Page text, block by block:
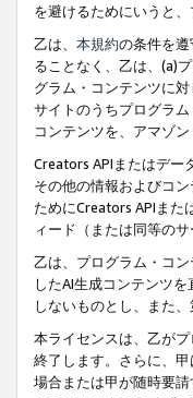
を避けるためにいうと
乙は、 本規約の条件を
ることなく、乙は、(a)
グラム・コンテンツに
サイトのうちプログラ
コンテンツを、アマゾ
Creators APIまたはデー
その他の情報およびコ
ためにCreators APIまた
ィード（または同等の
乙は、プログラム・コ
したAI生成コンテンツ
しないものとし、また
本ライセンスは、乙が
終了します。さらに、
場合または甲が随時要